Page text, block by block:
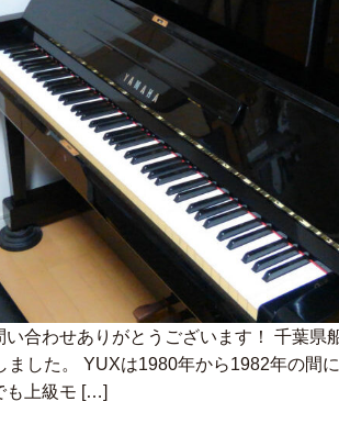
合わせありがとうございます！ 千葉県
ました。 YUXは1980年から1982年の間
も上級モ […]